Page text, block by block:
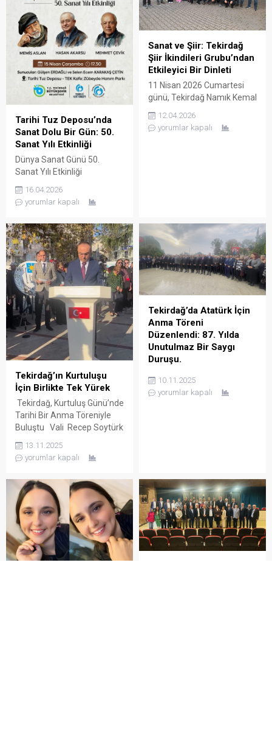
Tarihi Tuz Deposu’nda
Sanat Dolu Bir Gün: 50.
Sanat Yılı Etkinliği
Dünya Sanat Günü 50.
Sanat Yılı Etkinliği
Deposu Tek Kafe, sanat
tutkunlarını bir araya getiren
yaptığı Dünya Sanat Günü
vesilesiyle düzenlenen bu
organizasyon, sanatın 50. yıl
dönümünü kutlamak
amacıyla gerçekleştiriliyor.
Bu anlamlı etkinlikte, ünlü
sanatçılar Memiş Aslan,
Hasan Akarsu ve Mehmet
Çevik...
16.04.2026
yorumlar kapalı
Sanat ve Şiir: Tekirdağ
Şiir İkindileri Grubu’ndan
Etkileyici Bir Dinleti
11 Nisan 2026 Cumartesi
günü, Tekirdağ Namık Kemal
İkindileri Grubu tarafından
etkileyici bir dinleti
Atatürk’ün çocuklara hediye
ettiği “Ulusal Egemenlik ve
Çocuk Bayramı”...
12.04.2026
yorumlar kapalı
Tekirdağ’ın Kurtuluşu
İçin Birlikte Tek Yürek
Tekirdağ, Kurtuluş Günü’nde
Tarihi Bir Anma Töreniyle
Buluştu Vali Recep Soytürk
ve Büyükşehir Belediye
Başkanı Candan Yüceer,
katılımcılarla birlikte milletin
anarak, şehrin tarihine olan
bağlılıklarını vurguladılar.
Törene, askeri yetkililer,
Tekirdağ milletvekilleri ve
çeşitli sivil toplum kuruluşları
da katılarak büyük bir birlik
ve beraberlik sergiledi. Bu
13.11.2025
yorumlar kapalı
Tekirdağ’da Atatürk İçin
Anma Töreni
Düzenlendi: 87. Yılda
Unutulmaz Bir Saygı
Duruşu.
Töreni 10 Kasım 2023
tarihinde Tekirdağ’da, Ulu
katılımcılar, Atatürk için
saygı duruşunda bulunarak
İstiklal Marşı’nı okudular.
Duygusal anların yaşandığı
etkinlikte, katılımcılar anıta
karanfiller bıraktı. Valimiz
10.11.2025
yorumlar kapalı